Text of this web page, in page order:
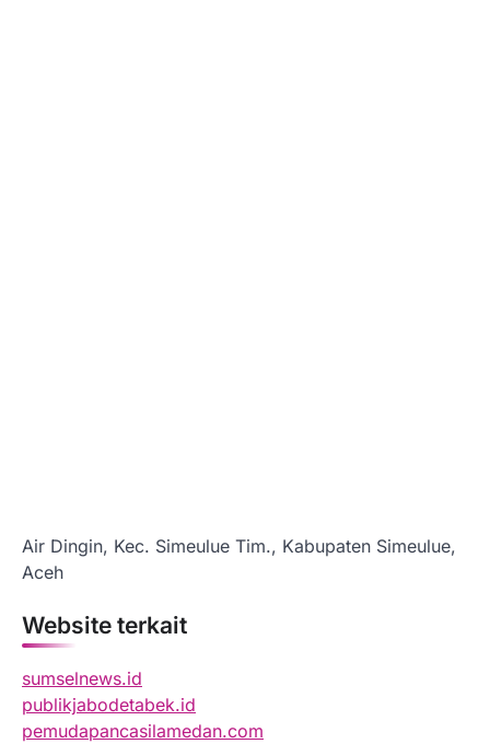
Air Dingin, Kec. Simeulue Tim., Kabupaten Simeulue,
Aceh
Website terkait
sumselnews.id
publikjabodetabek.id
pemudapancasilamedan.com